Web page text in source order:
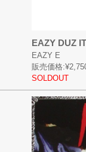
EAZY DUZ
EAZY E
販売価格:
SOLDOUT